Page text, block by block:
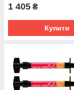
1 405 ₴
Купити